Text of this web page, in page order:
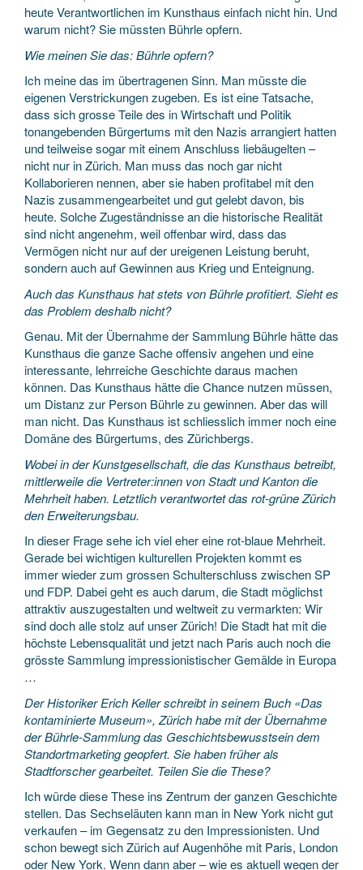
heute Verantwortlichen im Kunsthaus einfach nicht hin. Und
warum nicht? Sie müssten Bührle opfern.
Wie meinen Sie das: Bührle opfern?
Ich meine das im übertragenen Sinn. Man müsste die
eigenen Verstrickungen zugeben. Es ist eine Tatsache,
dass sich grosse Teile des in Wirtschaft und Politik
tonangebenden Bürgertums mit den Nazis arrangiert hatten
und teilweise sogar mit einem Anschluss liebäugelten –
nicht nur in Zürich. Man muss das noch gar nicht
Kollaborieren nennen, aber sie haben profitabel mit den
Nazis zusammengearbeitet und gut gelebt davon, bis
heute. Solche Zugeständnisse an die historische Realität
sind nicht angenehm, weil offenbar wird, dass das
Vermögen nicht nur auf der ureigenen Leistung beruht,
sondern auch auf Gewinnen aus Krieg und Enteignung.
Auch das Kunsthaus hat stets von Bührle profitiert. Sieht es
das Problem deshalb nicht?
Genau. Mit der Übernahme der Sammlung Bührle hätte das
Kunsthaus die ganze Sache offensiv angehen und eine
interessante, lehrreiche Geschichte daraus machen
können. Das Kunsthaus hätte die Chance nutzen müssen,
um Distanz zur Person Bührle zu gewinnen. Aber das will
man nicht. Das Kunsthaus ist schliesslich immer noch eine
Domäne des Bürgertums, des Zürichbergs.
Wobei in der Kunstgesellschaft, die das Kunsthaus betreibt,
mittlerweile die Vertreter:innen von Stadt und Kanton die
Mehrheit haben. Letztlich verantwortet das rot-grüne Zürich
den Erweiterungsbau.
In dieser Frage sehe ich viel eher eine rot-blaue Mehrheit.
Gerade bei wichtigen kulturellen Projekten kommt es
immer wieder zum grossen Schulterschluss zwischen SP
und FDP. Dabei geht es auch darum, die Stadt möglichst
attraktiv auszugestalten und weltweit zu vermarkten: Wir
sind doch alle stolz auf unser Zürich! Die Stadt hat mit die
höchste Lebensqualität und jetzt nach Paris auch noch die
grösste Sammlung impressionistischer Gemälde in Europa
…
Der Historiker Erich Keller schreibt in seinem Buch «Das
kontaminierte Museum», Zürich habe mit der Übernahme
der Bührle-Sammlung das Geschichtsbewusstsein dem
Standortmarketing geopfert. Sie haben früher als
Stadtforscher gearbeitet. Teilen Sie die These?
Ich würde diese These ins Zentrum der ganzen Geschichte
stellen. Das Sechseläuten kann man in New York nicht gut
verkaufen – im Gegensatz zu den Impressionisten. Und
schon bewegt sich Zürich auf Augenhöhe mit Paris, London
oder New York. Wenn dann aber – wie es aktuell wegen der